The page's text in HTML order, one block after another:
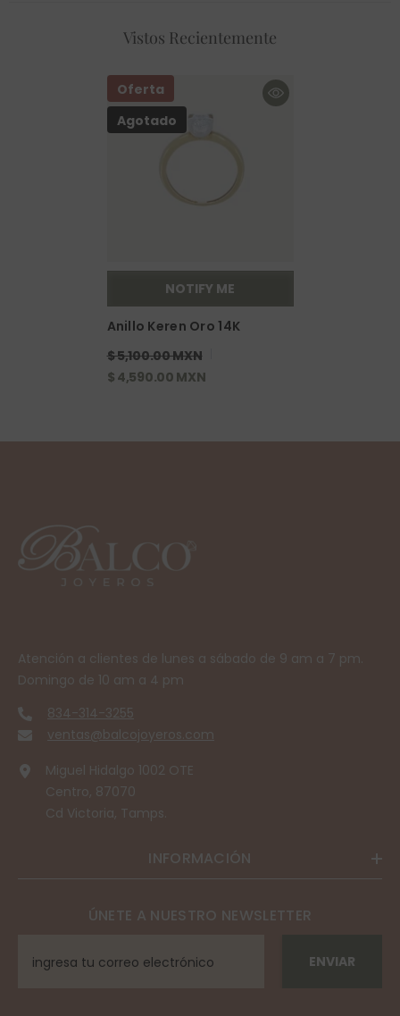
Vistos Recientemente
Oferta
Agotado
NOTIFY ME
Anillo Keren Oro 14K
$ 5,100.00 MXN
$ 4,590.00 MXN
Atención a clientes de lunes a sábado de 9 am a 7 pm.
Domingo de 10 am a 4 pm
834-314-3255
ventas@balcojoyeros.com
Miguel Hidalgo 1002 OTE
Centro, 87070
Cd Victoria, Tamps.
INFORMACIÓN
ÚNETE A NUESTRO NEWSLETTER
ENVIAR